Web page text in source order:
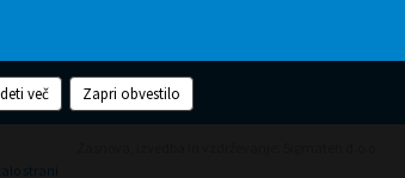
strani
več Zapri obvestilo